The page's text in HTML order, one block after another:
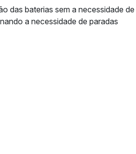
das baterias sem a necessidade de
a necessidade de paradas